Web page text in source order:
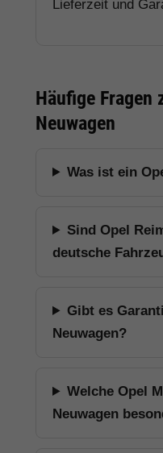
Ist eine
möglich?
Jetzt Opel
Finden Sie
Opel